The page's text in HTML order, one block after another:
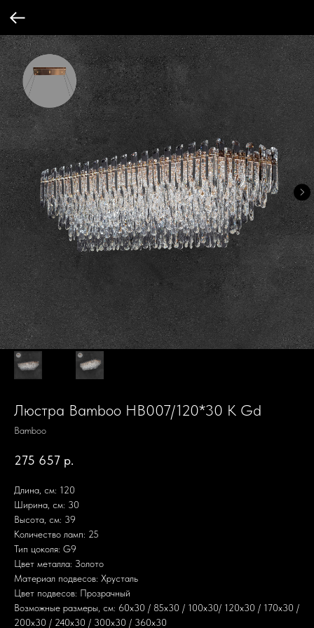
Люстра Bamboo HB007/120*30 K Gd
Bamboo
275 657 р.
Длина, см: 120
Ширина, см: 30
Высота, см: 39
Количество ламп: 25
Тип цоколя: G9
Цвет металла: Золото
Материал подвесов: Хрусталь
Цвет подвесов: Прозрачный
Возможные размеры, см: 60х30 / 85х30 / 100х30/ 120х30 / 170х30 /
200х30 / 240х30 / 300х30 / 360х30